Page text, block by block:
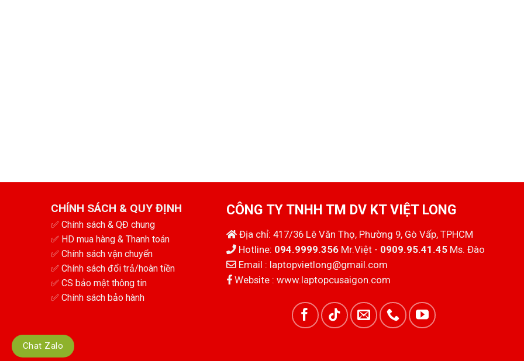
CHÍNH SÁCH & QUY ĐỊNH
✅ Chính sách & QĐ chung
✅ HD mua hàng & Thanh toán
✅ Chính sách vận chuyển
✅ Chính sách đổi trả/hoàn tiền
✅ CS bảo mật thông tin
✅ Chính sách bảo hành
CÔNG TY TNHH TM DV KT VIỆT LONG
Địa chỉ: 417/36 Lê Văn Thọ, Phường 9, Gò Vấp, TPHCM
Hotline: 094.9999.356 Mr.Việt - 0909.95.41.45 Ms. Đào
Email : laptopvietlong@gmail.com
Website : www.laptopcusaigon.com
Chat Zalo